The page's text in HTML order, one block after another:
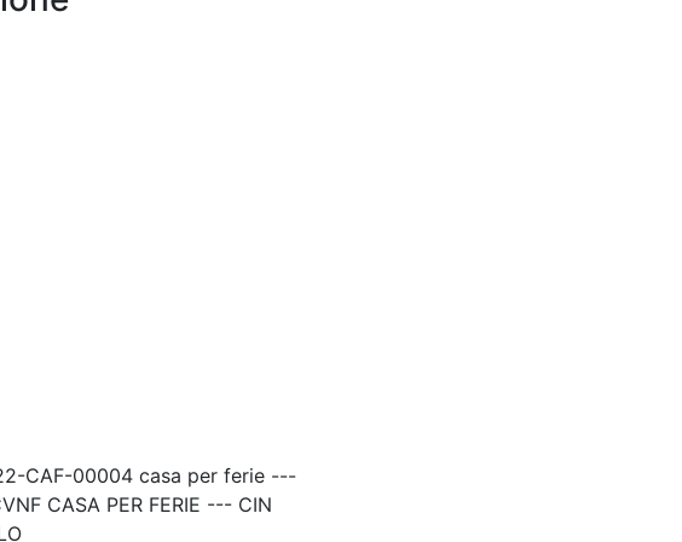
CAF-00004 casa per ferie ---
CASA PER FERIE --- CIN